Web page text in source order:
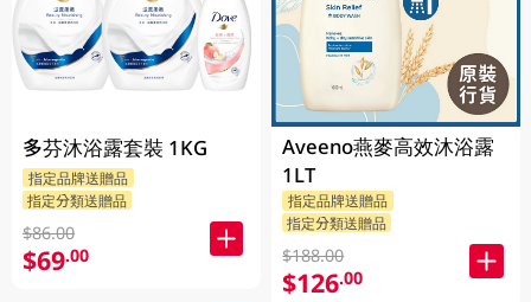
多芬沐浴露套裝 1KG
指定品牌送贈品
指定分類送贈品
$86.00
$69.00
Aveeno燕麥高效沐浴露
1LT
指定品牌送贈品
指定分類送贈品
$188.00
$126.00